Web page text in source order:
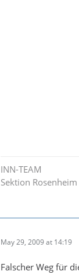
INN-TEAM
Sektion Rosenheim
May 29, 2009 at 14:19
Falscher Weg für